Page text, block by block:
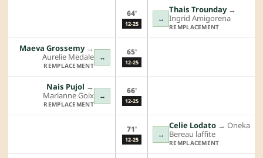
64'
12-25
↔
Thais Trounday→︎
Ingrid Amigorena
REMPLACEMENT
↔
Maeva Grossemy→︎
Aurelie Medale
REMPLACEMENT
65'
12-25
↔
Nais Pujol →︎
Marianne Goix
REMPLACEMENT
66'
12-25
71'
12-25
↔
Celie Lodato →︎ Oneka
Bereau laffite
REMPLACEMENT